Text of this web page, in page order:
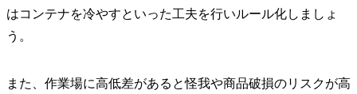
はコンテナを冷やすといった工夫を行いルール化しましょ
う。
また、作業場に高低差があると怪我や商品破損のリスクが高